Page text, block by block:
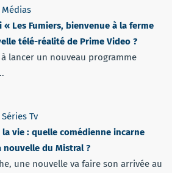
Médias
« Les Fumiers, bienvenue à la ferme
télé-réalité de Prime Video ?
lancer un nouveau programme
Séries Tv
la vie : quelle comédienne incarne
nouvelle du Mistral ?
une nouvelle va faire son arrivée au